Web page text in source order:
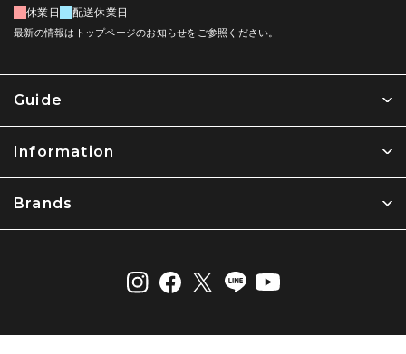
Guide
Information
Brands
休業日
配送休業日
最新の情報はトップページのお知らせをご参照ください。